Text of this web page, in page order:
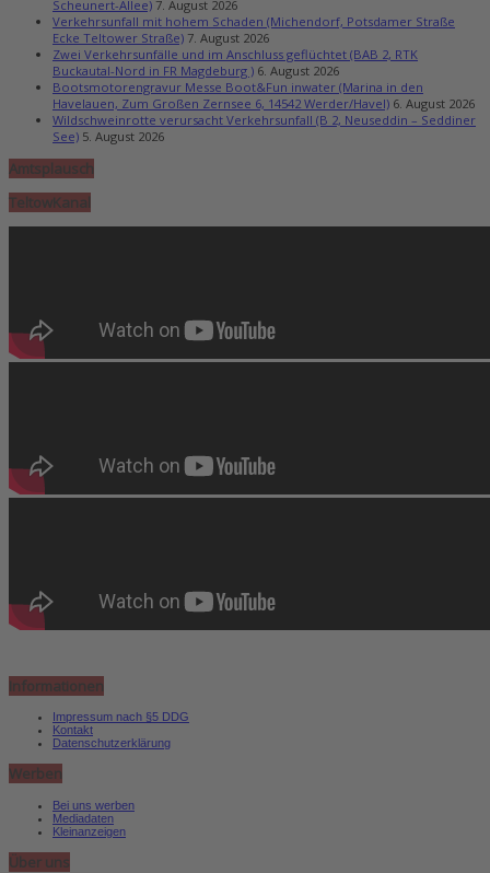
Scheunert-Allee) 7. August 2026
Verkehrsunfall mit hohem Schaden (Michendorf, Potsdamer Straße
Ecke Teltower Straße) 7. August 2026
Zwei Verkehrsunfälle und im Anschluss geflüchtet (BAB 2, RTK
Buckautal-Nord in FR Magdeburg ) 6. August 2026
Bootsmotorengravur Messe Boot&Fun inwater (Marina in den
Havelauen, Zum Großen Zernsee 6, 14542 Werder/Havel) 6. August 2026
Wildschweinrotte verursacht Verkehrsunfall (B 2, Neuseddin – Seddiner
See) 5. August 2026
Amtsplausch
TeltowKanal
Informationen
Impressum nach §5 DDG
Kontakt
Datenschutzerklärung
Werben
Bei uns werben
Mediadaten
Kleinanzeigen
Über uns